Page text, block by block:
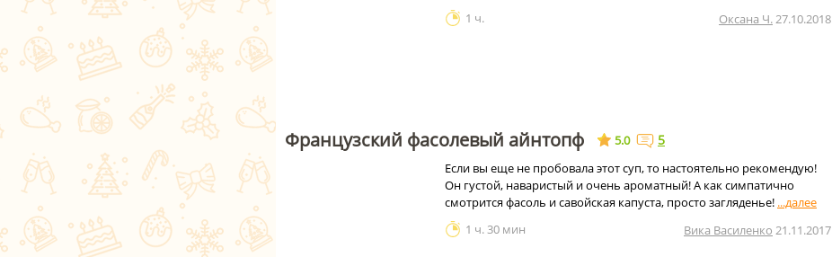
1 ч.
Оксана Ч.27.10.2018
Французский фасолевый айнтопф 5.0 5
Если вы еще не пробовала этот суп, то настоятельно рекомендую!
Он густой, наваристый и очень ароматный! А как симпатично
смотрится фасоль и савойская капуста, просто загляденье!
1 ч. 30 мин
Вика Василенко 21.11.2017